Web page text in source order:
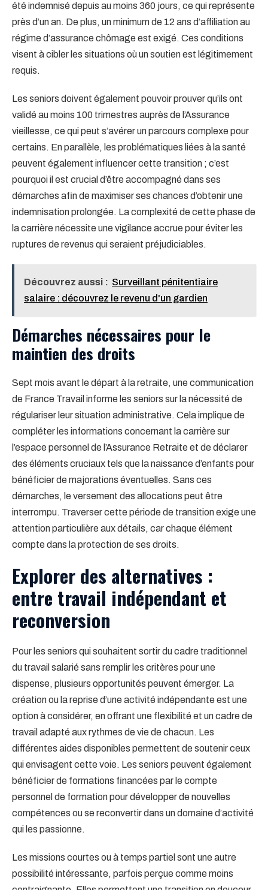
été indemnisé depuis au moins 360 jours, ce qui représente
près d’un an. De plus, un minimum de 12 ans d’affiliation au
régime d’assurance chômage est exigé. Ces conditions
visent à cibler les situations où un soutien est légitimement
requis.
Les seniors doivent également pouvoir prouver qu’ils ont
validé au moins 100 trimestres auprès de l’Assurance
vieillesse, ce qui peut s’avérer un parcours complexe pour
certains. En parallèle, les problématiques liées à la santé
peuvent également influencer cette transition ; c’est
pourquoi il est crucial d’être accompagné dans ses
démarches afin de maximiser ses chances d’obtenir une
indemnisation prolongée. La complexité de cette phase de
la carrière nécessite une vigilance accrue pour éviter les
ruptures de revenus qui seraient préjudiciables.
Découvrez aussi : Surveillant pénitentiaire
salaire : découvrez le revenu d'un gardien
Démarches nécessaires pour le
maintien des droits
Sept mois avant le départ à la retraite, une communication
de France Travail informe les seniors sur la nécessité de
régulariser leur situation administrative. Cela implique de
compléter les informations concernant la carrière sur
l’espace personnel de l’Assurance Retraite et de déclarer
des éléments cruciaux tels que la naissance d’enfants pour
bénéficier de majorations éventuelles. Sans ces
démarches, le versement des allocations peut être
interrompu. Traverser cette période de transition exige une
attention particulière aux détails, car chaque élément
compte dans la protection de ses droits.
Explorer des alternatives :
entre travail indépendant et
reconversion
Pour les seniors qui souhaitent sortir du cadre traditionnel
du travail salarié sans remplir les critères pour une
dispense, plusieurs opportunités peuvent émerger. La
création ou la reprise d’une activité indépendante est une
option à considérer, en offrant une flexibilité et un cadre de
travail adapté aux rythmes de vie de chacun. Les
différentes aides disponibles permettent de soutenir ceux
qui envisagent cette voie. Les seniors peuvent également
bénéficier de formations financées par le compte
personnel de formation pour développer de nouvelles
compétences ou se reconvertir dans un domaine d’activité
qui les passionne.
Les missions courtes ou à temps partiel sont une autre
possibilité intéressante, parfois perçue comme moins